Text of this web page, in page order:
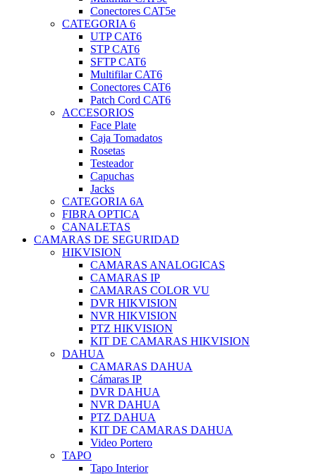
Conectores CAT5e
CATEGORIA 6
UTP CAT6
STP CAT6
SFTP CAT6
Multifilar CAT6
Conectores CAT6
Patch Cord CAT6
ACCESORIOS
Face Plate
Caja Tomadatos
Rosetas
Testeador
Capuchas
Jacks
CATEGORIA 6A
FIBRA OPTICA
CANALETAS
CAMARAS DE SEGURIDAD
HIKVISION
CAMARAS ANALOGICAS
CAMARAS IP
CAMARAS COLOR VU
DVR HIKVISION
NVR HIKVISION
PTZ HIKVISION
KIT DE CAMARAS HIKVISION
DAHUA
CAMARAS DAHUA
Cámaras IP
DVR DAHUA
NVR DAHUA
PTZ DAHUA
KIT DE CAMARAS DAHUA
Video Portero
TAPO
Tapo Interior